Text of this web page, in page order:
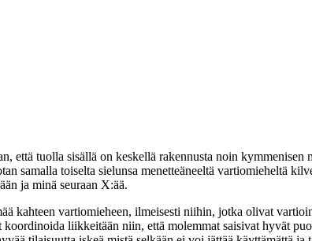
että tuolla sisällä on keskellä rakennusta noin kymmenisen
samalla toiselta sielunsa menetteäneeltä vartiomieheltä
ja minä seuraan X:ää.
kahteen vartiomieheen, ilmeisesti niihin, jotka olivat
liikkeitään niin, että molemmat saisivat hyvät